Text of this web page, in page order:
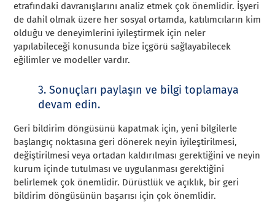
etrafındaki davranışlarını analiz etmek çok önemlidir. İşyeri
de dahil olmak üzere her sosyal ortamda, katılımcıların kim
olduğu ve deneyimlerini iyileştirmek için neler
yapılabileceği konusunda bize içgörü sağlayabilecek
eğilimler ve modeller vardır.
3. Sonuçları paylaşın ve bilgi toplamaya
devam edin.
Geri bildirim döngüsünü kapatmak için, yeni bilgilerle
başlangıç noktasına geri dönerek neyin iyileştirilmesi,
değiştirilmesi veya ortadan kaldırılması gerektiğini ve neyin
kurum içinde tutulması ve uygulanması gerektiğini
belirlemek çok önemlidir. Dürüstlük ve açıklık, bir geri
bildirim döngüsünün başarısı için çok önemlidir.